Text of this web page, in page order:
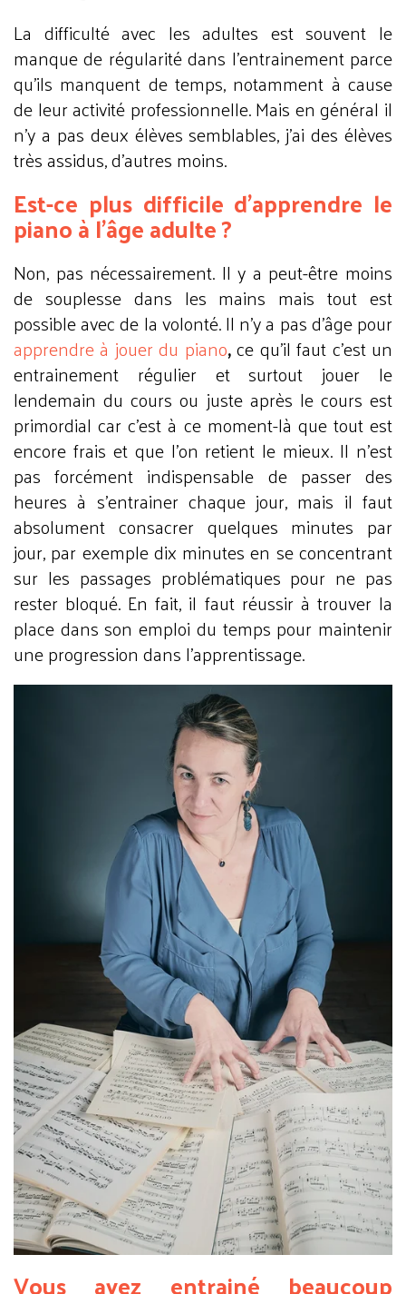
La difficulté avec les adultes est souvent le
manque de régularité dans l’entrainement parce
qu’ils manquent de temps, notamment à cause
de leur activité professionnelle. Mais en général il
n’y a pas deux élèves semblables, j’ai des élèves
très assidus, d’autres moins.
Est-ce plus difficile d’apprendre le
piano à l’âge adulte ?
Non, pas nécessairement. Il y a peut-être moins
de souplesse dans les mains mais tout est
possible avec de la volonté. Il n’y a pas d’âge pour
apprendre à jouer du piano,ce qu’il faut c’est un
entrainement régulier et surtout jouer le
lendemain du cours ou juste après le cours est
primordial car c’est à ce moment-là que tout est
encore frais et que l’on retient le mieux. Il n’est
pas forcément indispensable de passer des
heures à s’entrainer chaque jour, mais il faut
absolument consacrer quelques minutes par
jour, par exemple dix minutes en se concentrant
sur les passages problématiques pour ne pas
rester bloqué. En fait, il faut réussir à trouver la
place dans son emploi du temps pour maintenir
une progression dans l’apprentissage.
Vous avez entrainé beaucoup